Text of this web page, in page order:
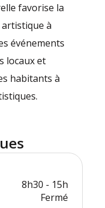
favorise la
à
événements
locaux et
habitants à
8h30 - 15h
Fermé